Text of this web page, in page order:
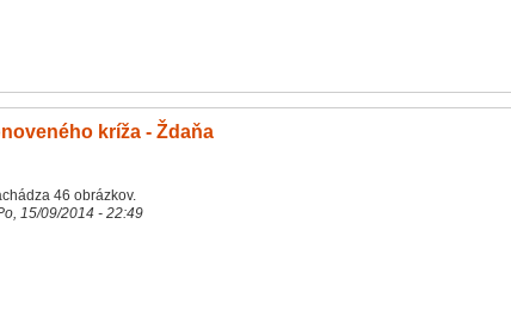
kríža - Ždaňa
46 obrázkov.
15/09/2014 - 22:49